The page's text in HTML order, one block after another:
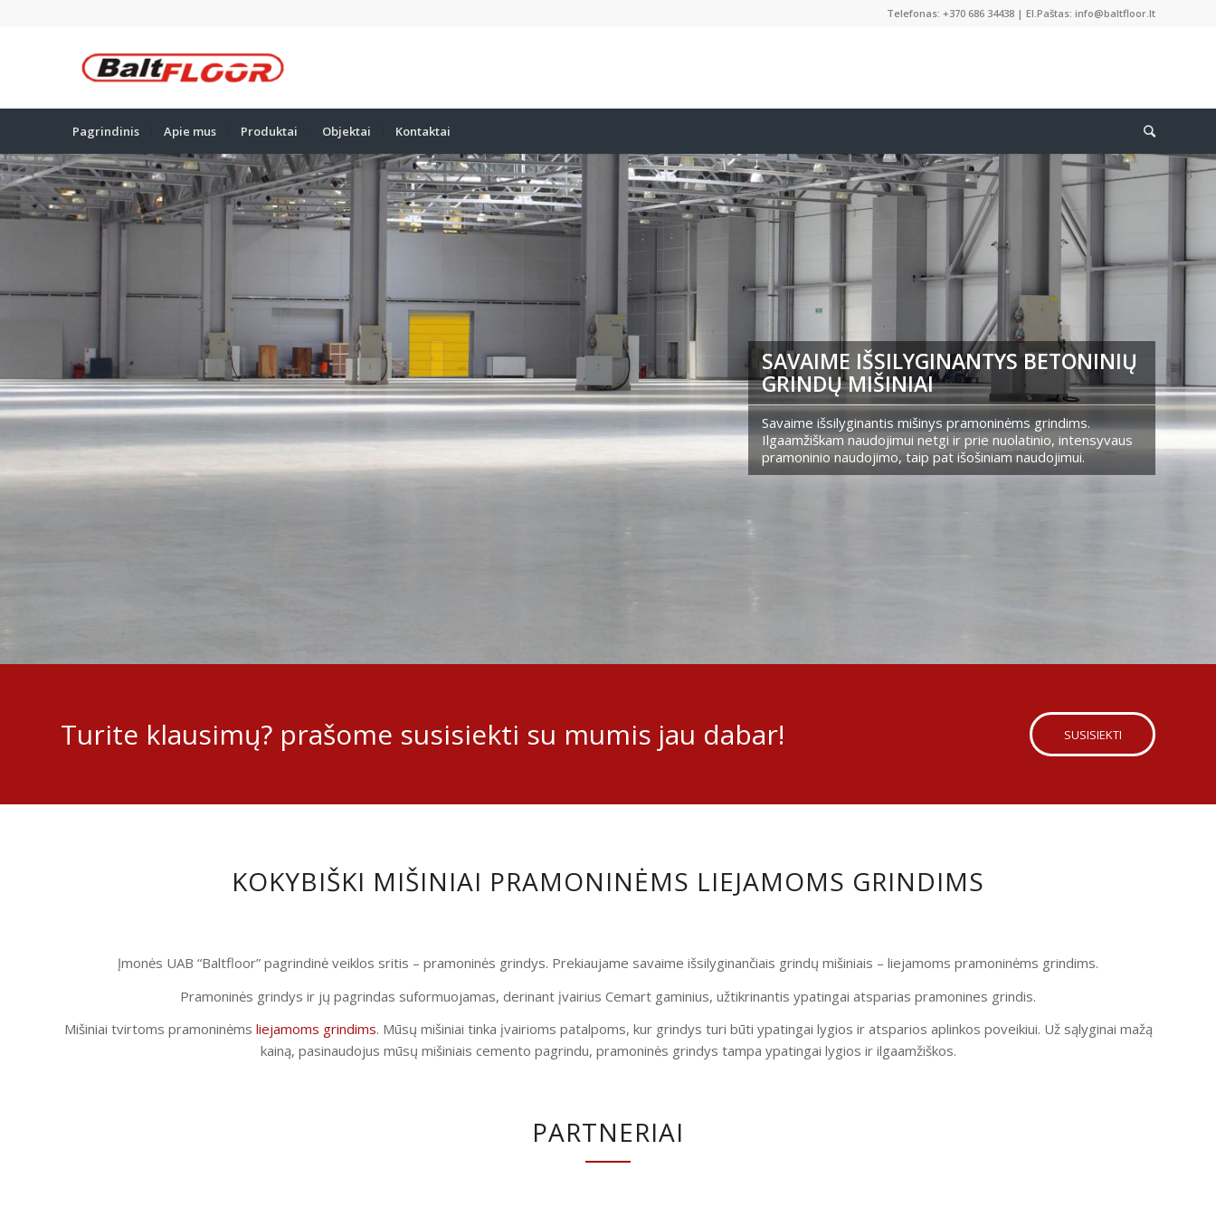
Telefonas: +370 686 34438 | El.Paštas: info@baltfloor.lt
Pagrindinis Apie mus Produktai Objektai Kontaktai
SAVAIME IŠSILYGINANTYS BETONINIŲ
GRINDŲ MIŠINIAI
Savaime išsilyginantis mišinys pramoninėms grindims.
Ilgaamžiškam naudojimui netgi ir prie nuolatinio, intensyvaus
pramoninio naudojimo, taip pat išošiniam naudojimui.
Turite klausimų? prašome susisiekti su mumis jau dabar! SUSISIEKTI
KOKYBIŠKI MIŠINIAI PRAMONINĖMS LIEJAMOMS GRINDIMS
Įmonės UAB “Baltfloor” pagrindinė veiklos sritis – pramoninės grindys. Prekiaujame savaime išsilyginančiais grindų mišiniais – liejamoms pramoninėms grindims.
Pramoninės grindys ir jų pagrindas suformuojamas, derinant įvairius Cemart gaminius, užtikrinantis ypatingai atsparias pramonines grindis.
Mišiniai tvirtoms pramoninėms liejamoms grindims. Mūsų mišiniai tinka įvairioms patalpoms, kur grindys turi būti ypatingai lygios ir atsparios aplinkos poveikiui. Už sąlyginai mažą
kainą, pasinaudojus mūsų mišiniais cemento pagrindu, pramoninės grindys tampa ypatingai lygios ir ilgaamžiškos.
PARTNERIAI